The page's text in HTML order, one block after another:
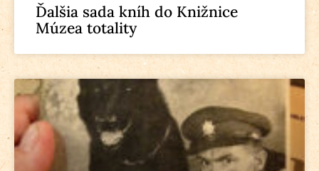
Ďalšia sada kníh do Knižnice
Múzea totality